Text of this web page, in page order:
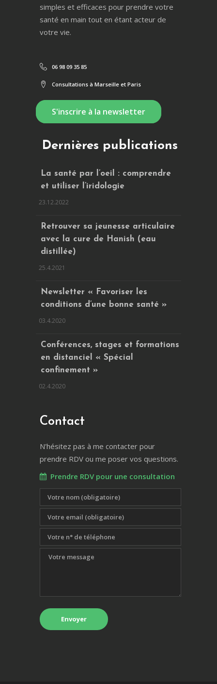
simples et efficaces pour prendre votre
santé en main tout en étant acteur de
votre vie.
06 98 09 35 85
Consultations à Marseille et Paris
S'inscrire à la newsletter
Dernières publications
La santé par l’oeil : comprendre
et utiliser l’iridologie
23.12.2022
Retrouver sa jeunesse articulaire
avec la cure de Hanish (eau
distillée)
25.4.2021
Newsletter « Favoriser les
conditions d’une bonne santé »
03.4.2020
Conférences, stages et formations
en distanciel « Spécial
confinement »
02.4.2020
Contact
N'hésitez pas à me contacter pour
prendre RDV ou me poser vos questions.
Prendre RDV pour une consultation